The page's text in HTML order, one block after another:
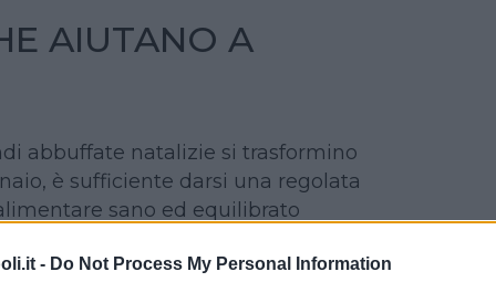
- Do Not Process My Personal Information
AIUTANO A
abbuffate natalizie si trasformino
è sufficiente darsi una regolata
sano ed equilibrato
alimentari, quindi, quei cibi che